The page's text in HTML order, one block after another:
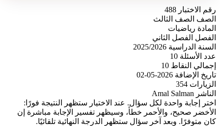
رقم الاختبار 488
الصف
الصف الثالث
المادة رياضيات
الفصل
الفصل الثاني
السنة الدراسية 2025/2026
عدد الأسئلة 10
إجمالي النقاط 10
تاريخ الإضافة 2026-05-02
الزيارات 354
الناشر Amal Salman
اختر إجابة واحدة لكل سؤال. عند الاختيار ستظهر النتيجة فورًا:
الأخضر صحيح، والأحمر خطأ، وسيظهر تفسير الإجابة مباشرة إن
كان متوفرًا. وبعد آخر سؤال ستظهر الدرجة النهائية تلقائيًا.